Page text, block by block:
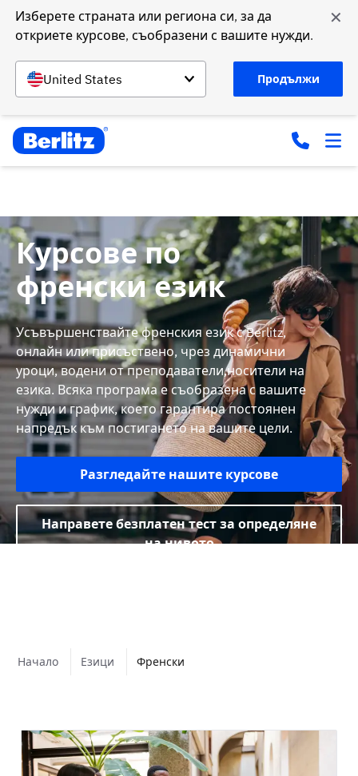
Изберете страната или региона си, за да
откриете курсове, съобразени с вашите нужди.
United States Продължи
✕
Курсове по
френски език
Усъвършенствайте френския език с Berlitz,
онлайн или присъствено, чрез динамични
уроци, водени от преподаватели,носители на
езика. Всяка програма е съобразена с вашите
нужди и график, което гарантира постоянен
напредък към постигането на вашите цели.
Разгледайте нашите курсове
Направете безплатен тест за определяне
на нивото
Начало Езици Френски